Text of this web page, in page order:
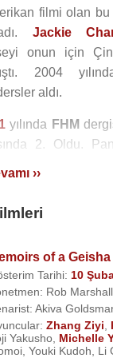
filmi olan
Jackie
onun için
2004
aldı.
yılında FHM
2. Oldu.
” filmindeKen
Wang Feng
››
of a Geisha
Tarihi: 10
Rob Marshall
Akiva
Zhang Ziyi
Yakusho Michelle
Youki Kudoh Li